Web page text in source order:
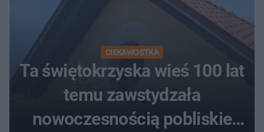
CIEKAWOSTKA
Ta świętokrzyska wieś 100 lat
temu zawstydzała
nowoczesnością pobliskie